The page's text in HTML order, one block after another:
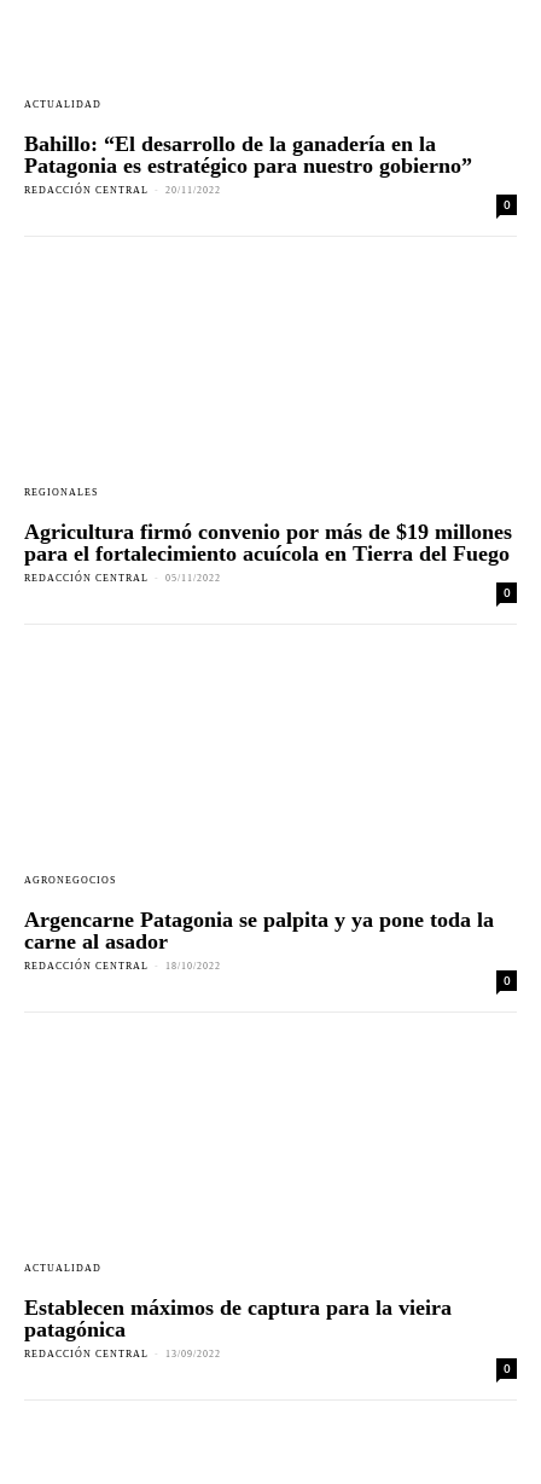
ACTUALIDAD
Bahillo: “El desarrollo de la ganadería en la
Patagonia es estratégico para nuestro gobierno”
REDACCIÓN CENTRAL - 20/11/2022
0
REGIONALES
Agricultura firmó convenio por más de $19 millones
para el fortalecimiento acuícola en Tierra del Fuego
REDACCIÓN CENTRAL - 05/11/2022
0
AGRONEGOCIOS
Argencarne Patagonia se palpita y ya pone toda la
carne al asador
REDACCIÓN CENTRAL - 18/10/2022
0
ACTUALIDAD
Establecen máximos de captura para la vieira
patagónica
REDACCIÓN CENTRAL - 13/09/2022
0